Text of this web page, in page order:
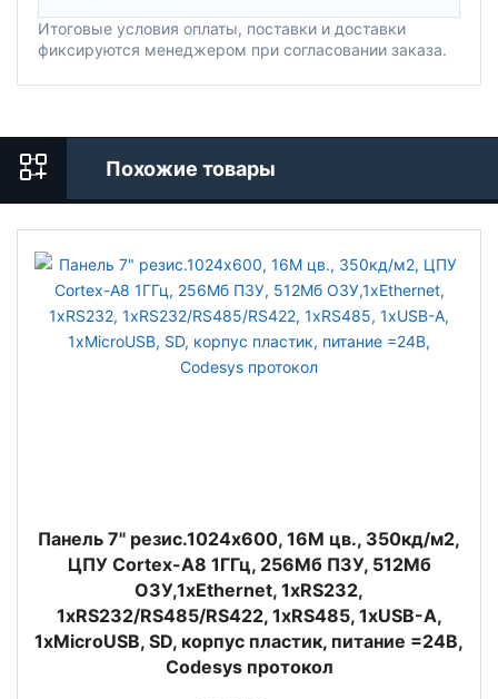
Итоговые условия оплаты, поставки и доставки
фиксируются менеджером при согласовании заказа.
Похожие товары
Панель 7" резис.1024x600, 16M цв., 350кд/м2,
ЦПУ Cortex-A8 1ГГц, 256Мб ПЗУ, 512Мб
ОЗУ,1xEthernet, 1xRS232,
1xRS232/RS485/RS422, 1xRS485, 1xUSB-A,
1xMicroUSB, SD, корпус пластик, питание =24В,
Codesys протокол